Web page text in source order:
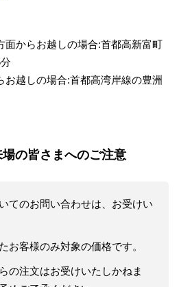
面からお越しの場合:首都高新富町
越しの場合:首都高湾岸線の豊洲
の皆さまへのご注意
てのお問い合わせは、お受けい
お客様のみ対象の価格です。
の注文はお受けいたしかねま